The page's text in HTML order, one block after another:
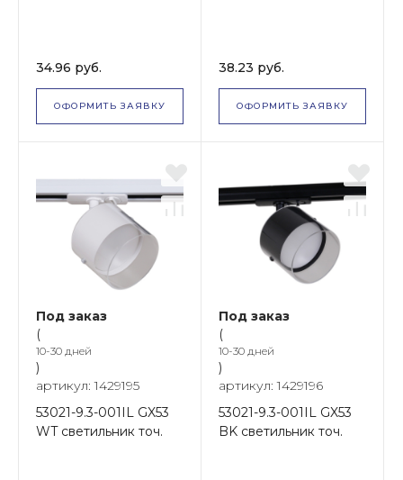
34.96 руб.
ОФОРМИТЬ ЗАЯВКУ
38.23 руб.
ОФОРМИТЬ ЗАЯВКУ
Под заказ
(
10-30 дней
)
артикул: 1429195
53021-9.3-001IL GX53
WT светильник точ.
Под заказ
(
10-30 дней
)
артикул: 1429196
53021-9.3-001IL GX53
BK светильник точ.